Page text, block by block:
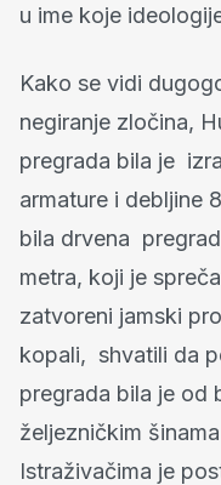
u ime koje
Kako se vidi
negiranje zločina,
pregrada bila je
armature i debljine
bila drvena
metra, koji je
zatvoreni jamski
kopali, shvatili da
pregrada bila je od
željezničkim
Istraživačima je